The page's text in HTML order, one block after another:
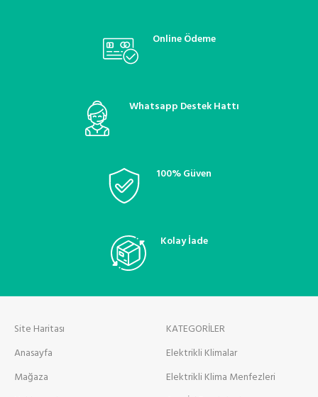
klima bakım ve onarım
termostatik kontrol valfi, oto
klima bakım ve onarım
Online Ödeme
Whatsapp Destek Hattı
100% Güven
Kolay İade
Site Haritası
Anasayfa
Mağaza
KATEGORİLER
Elektrikli Klimalar
Elektrikli Klima Menfezleri